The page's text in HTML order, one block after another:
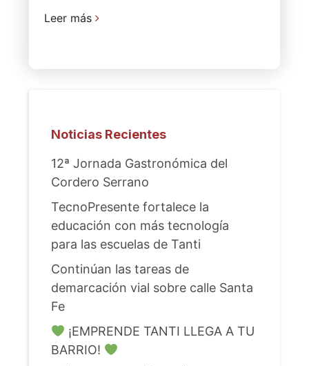
Leer más
Noticias Recientes
12ª Jornada Gastronómica del
Cordero Serrano
TecnoPresente fortalece la
educación con más tecnología
para las escuelas de Tanti
Continúan las tareas de
demarcación vial sobre calle Santa
Fe
¡EMPRENDE TANTI LLEGA A TU
BARRIO!